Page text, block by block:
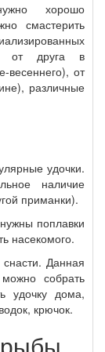
хорошо
смастерить
от друга в
весеннего), от
различные
удочки.
наличие
приманки).
поплавки
насекомого.
Данная
собрать
удочку дома,
крючок.